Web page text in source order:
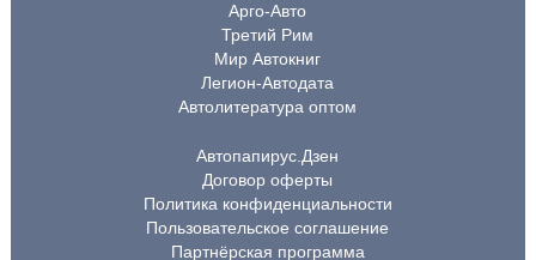
Арго-Авто
Третий Рим
Мир Автокниг
Легион-Автодата
Автолитература оптом
Автопапирус.Дзен
Договор оферты
Политика конфиденциальности
Пользовательское соглашение
Партнёрская программа